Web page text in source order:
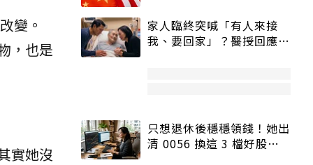
變。
，也是
實她沒
家人臨終突喊「有人來接
我、要回家」？醫授回應方
只想退休後穩穩領錢！她出
清 0056 換這 3 檔好股：